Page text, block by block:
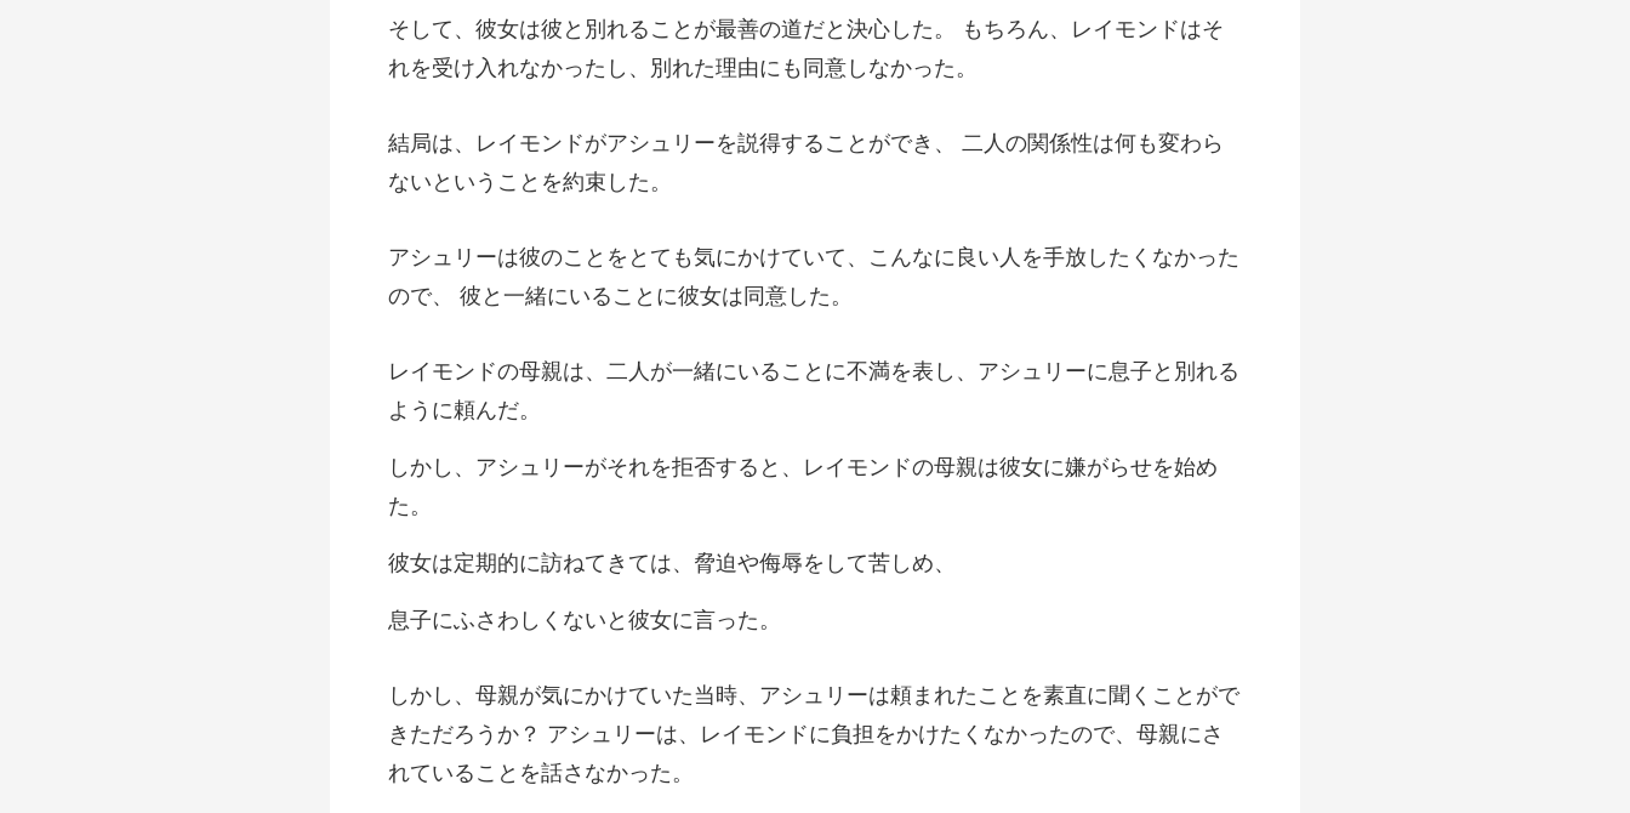
決心した。 もちろん、レイモンドはそ
れを受け
得することができ、 二人の関係性は
て、こんなに良い人を手放したくなかった
の
にいることに不満を表し、アシュ
を拒否すると、レイモンドの
ねてきては、脅迫や
わしくないと
素直に聞くことがで
きただろうか？ アシュリーは、レイモンドに